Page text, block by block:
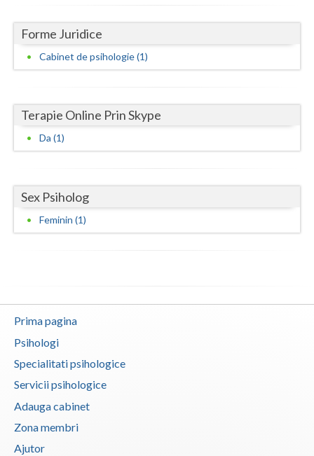
Ialomita
Iasi
Maramures
Mehedinti
Mures
Neamt
Satu-Mare
Sibiu
Suceava
Teleorman
Timis
Forme Juridice
Cabinet de psihologie (1)
Terapie Online Prin Skype
Da (1)
Sex Psiholog
Feminin (1)
Prima pagina
Psihologi
Specialitati psihologice
Servicii psihologice
Adauga cabinet
Zona membri
Ajutor